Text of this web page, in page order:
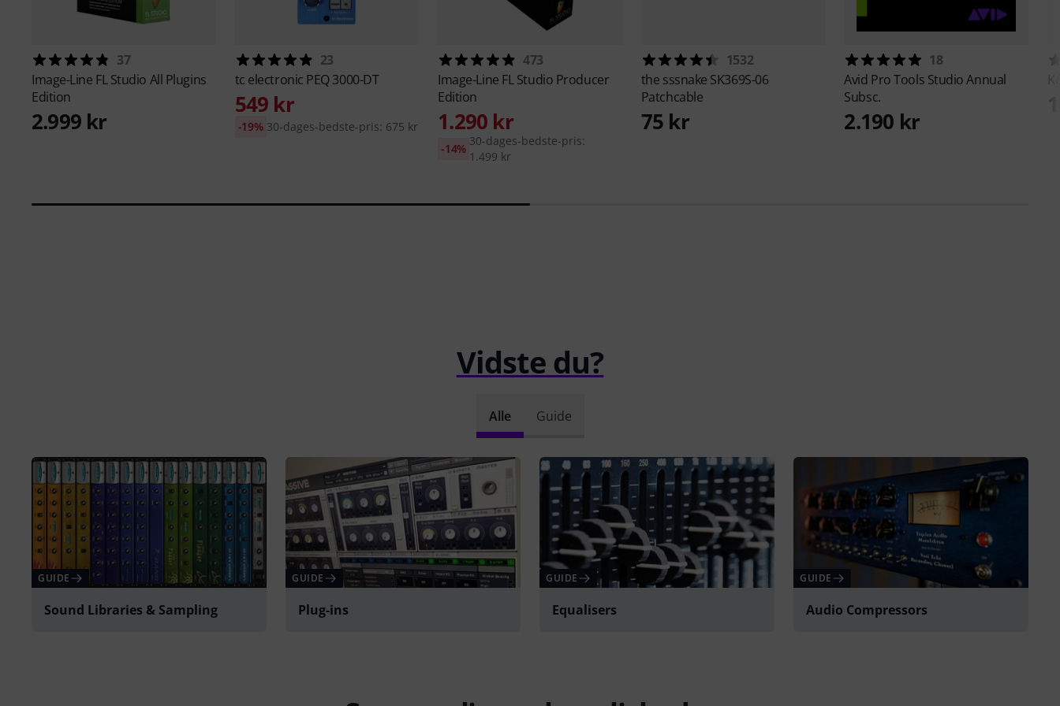
37
Image-Line FL Studio All Plugins
Edition
2.999 kr
23
tc electronic PEQ 3000-DT
549 kr
30-dages-bedste-pris: 675 kr
-19%
473
Image-Line FL Studio Producer
Edition
1.290 kr
30-dages-bedste-pris:
1.499 kr
-14%
1532
the sssnake SK369S-06
Patchcable
75 kr
18
Avid Pro Tools Studio Annual
Subsc.
2.190 kr
Vidste du?
Alle Guide
GUIDE
Sound Libraries & Sampling
GUIDE
Plug-ins
GUIDE
Equalisers
GUIDE
Audio Compressors